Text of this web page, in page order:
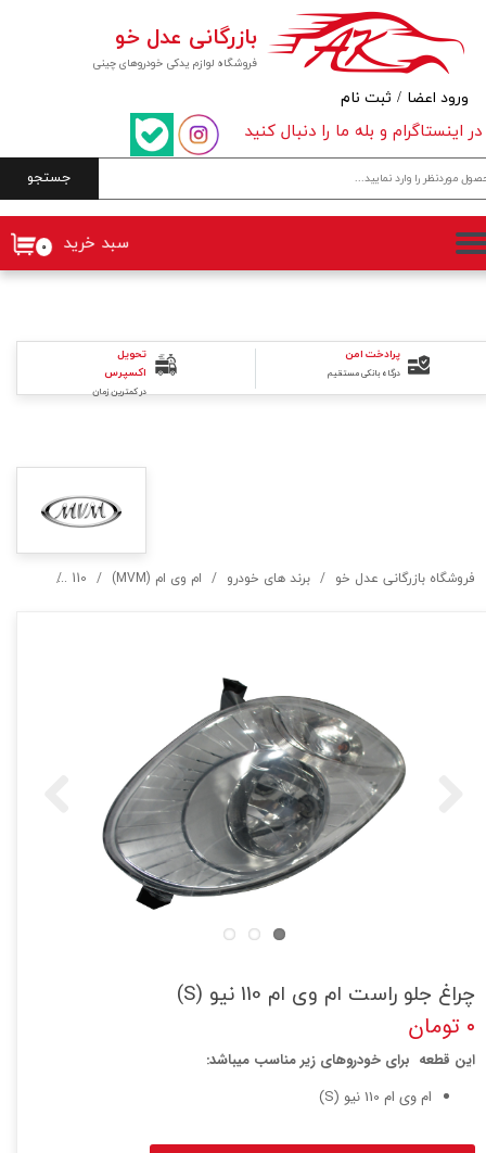
فروشگاه لوازم یدکی خودروهای چینی
بازرگانی عدل خو
جستجو
۰ سبد خرید
در اینستاگرام و بله ما را دنبال کنید
ورود اعضا / ثبت نام
حساب کاربری من
تغییر گذر واژه
سفارشات
خروج از حساب کاربری
فروشگاه بازرگانی عدل خو برند های خودرو ام وی ام (MVM) 110
چراغ جلو راست ام وی ام 110 نیو (S)
۰ تومان
این قطعه برای خودروهای زیر مناسب میباشد:
ام وی ام 110 نیو (S)
تحویل
اکسپرس
در کمترین زمان
پرادخت امن
درگاه بانکی مستقیم